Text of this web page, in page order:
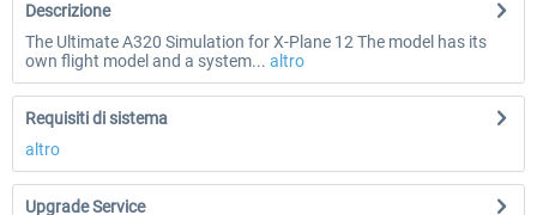
Descrizione
The Ultimate A320 Simulation for X-Plane 12 The model has its
own flight model and a system... altro
Requisiti di sistema
altro
Upgrade Service